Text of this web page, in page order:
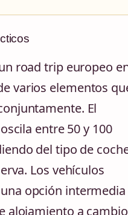
road trip europeo
varios elementos
El
entre 50 y 100
del tipo de
Los vehículos
opción intermedia
alojamiento a cambio